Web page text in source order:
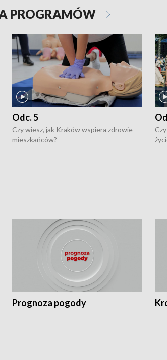
PROGRAMÓW
Odc. 5
Czy wiesz, jak Kraków wspiera zdrowie
mieszkańców?
Prognoza pogody